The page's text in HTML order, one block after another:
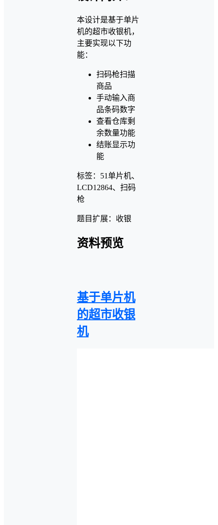
本设计是基于单片
机的超市收银机，
主要实现以下功
能：
扫码枪扫描
商品
手动输入商
品条码数字
查看仓库剩
余数量功能
结账显示功
能
标签：51单片机、
LCD12864、扫码
枪
题目扩展：收银
资料预览
基于单片机
的超市收银
机